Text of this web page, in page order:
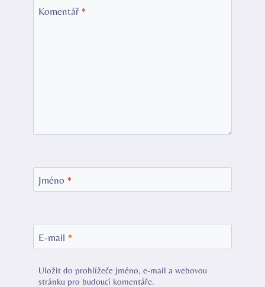
Komentář *
Jméno *
E-mail *
Uložit do prohlížeče jméno, e-mail a webovou
stránku pro budoucí komentáře.